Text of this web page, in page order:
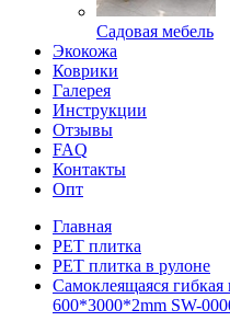
Садовая мебель
Экокожа
Коврики
Галерея
Инструкции
Отзывы
FAQ
Контакты
Опт
Главная
РЕТ плитка
РЕТ плитка в рулоне
Самоклеящаяся
600*3000*2mm SW-